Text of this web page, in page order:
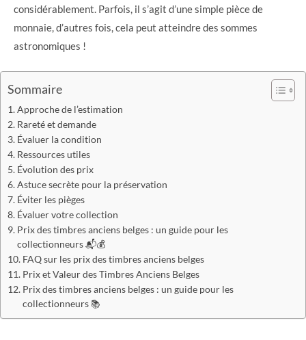
considérablement. Parfois, il s’agit d’une simple pièce de
monnaie, d’autres fois, cela peut atteindre des sommes
astronomiques !
Sommaire
Approche de l’estimation
Rareté et demande
Évaluer la condition
Ressources utiles
Évolution des prix
Astuce secrète pour la préservation
Éviter les pièges
Évaluer votre collection
Prix des timbres anciens belges : un guide pour les
collectionneurs 📬💰
FAQ sur les prix des timbres anciens belges
Prix et Valeur des Timbres Anciens Belges
Prix des timbres anciens belges : un guide pour les
collectionneurs 📚